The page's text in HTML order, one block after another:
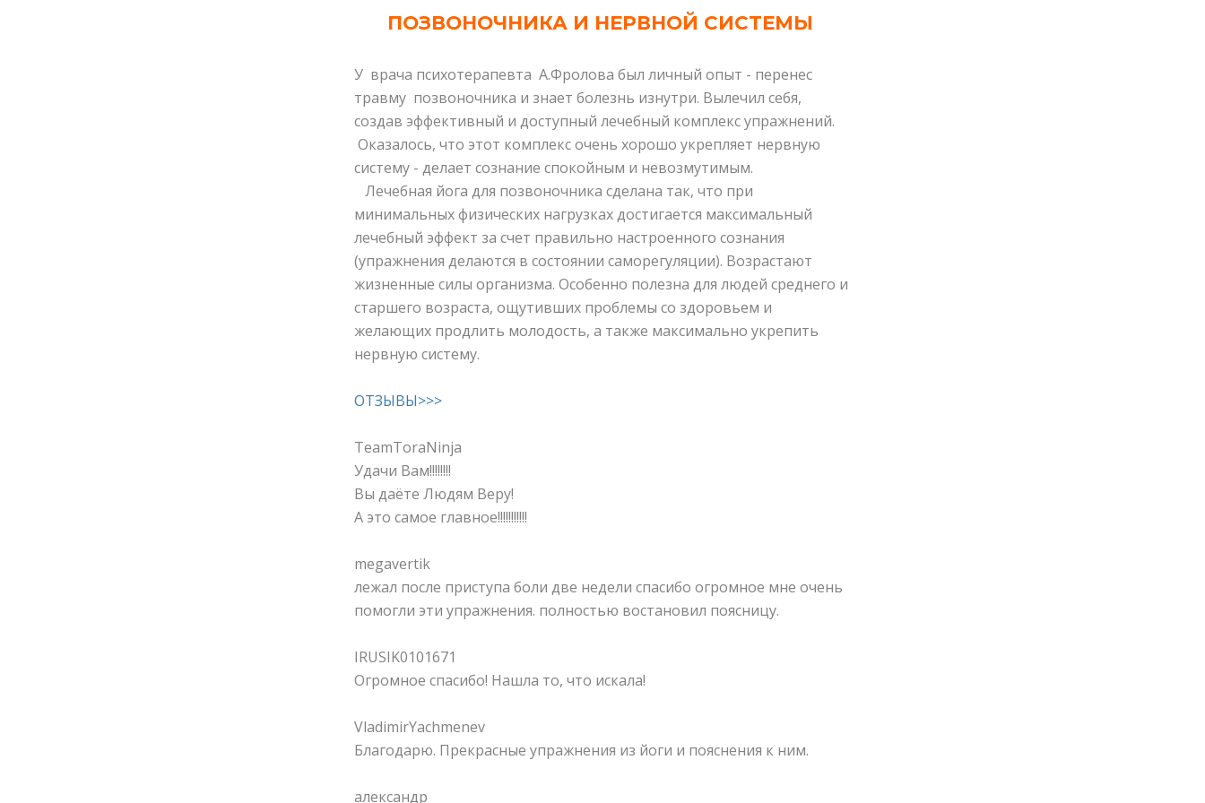
ПОЗВОНОЧНИКА И НЕРВНОЙ СИСТЕМЫ
У врача психотерапевта А.Фролова был личный опыт - перенес
травму позвоночника и знает болезнь изнутри. Вылечил себя,
создав эффективный и доступный лечебный комплекс упражнений.
Оказалось, что этот комплекс очень хорошо укрепляет нервную
систему - делает сознание спокойным и невозмутимым.
Лечебная йога для позвоночника сделана так, что при
минимальных физических нагрузках достигается максимальный
лечебный эффект за счет правильно настроенного сознания
(упражнения делаются в состоянии саморегуляции). Возрастают
жизненные силы организма. Особенно полезна для людей среднего и
старшего возраста, ощутивших проблемы со здоровьем и
желающих продлить молодость, а также максимально укрепить
нервную систему.
ОТЗЫВЫ>>>
TeamToraNinja
Удачи Вам!!!!!!!!
Вы даёте Людям Веру!
А это самое главное!!!!!!!!!!!
megavertik
лежал после приступа боли две недели спасибо огромное мне очень
помогли эти упражнения. полностью востановил поясницу.
IRUSIK0101671
Огромное спасибо! Нашла то, что искала!
VladimirYachmenev
Благодарю. Прекрасные упражнения из йоги и пояснения к ним.
александр